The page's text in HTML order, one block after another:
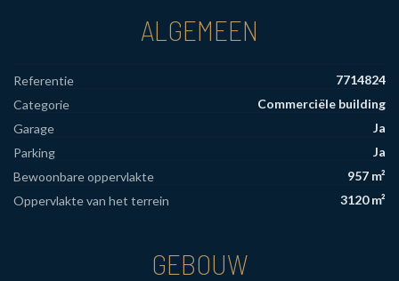
ALGEMEEN
Referentie
7714824
Categorie
Commerciële building
Garage
Ja
Parking
Ja
Bewoonbare oppervlakte
957 m²
Oppervlakte van het terrein
3120 m²
GEBOUW